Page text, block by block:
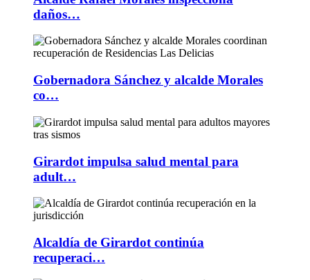
daños…
Gobernadora Sánchez y alcalde Morales
co…
Girardot impulsa salud mental para
adult…
Alcaldía de Girardot continúa
recuperaci…